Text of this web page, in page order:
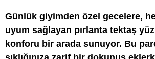
Günlük giyimden özel gecelere,
uyum sağlayan pırlanta tektaş
konforu bir arada sunuyor. Bu